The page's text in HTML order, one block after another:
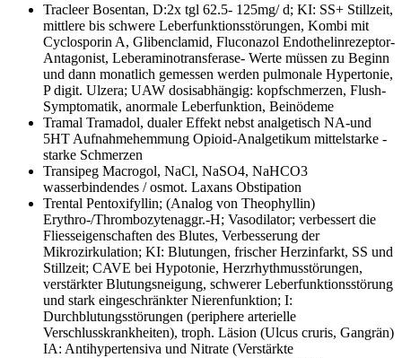
TracleerBosentan, D:2x tgl 62.5- 125mg/ d; KI: SS+ Stillzeit,
mittlere bis schwere Leberfunktionsstörungen, Kombi mit
Cyclosporin A, Glibenclamid, Fluconazol Endothelinrezeptor-
Antagonist, Leberaminotransferase- Werte müssen zu Beginn
und dann monatlich gemessen werden pulmonale Hypertonie,
P digit. Ulzera; UAW dosisabhängig: kopfschmerzen, Flush-
Symptomatik, anormale Leberfunktion, Beinödeme
Tramal Tramadol, dualer Effekt nebst analgetisch NA-und
5HT Aufnahmehemmung Opioid-Analgetikum mittelstarke -
starke Schmerzen
Transipeg Macrogol, NaCl, NaSO4, NaHCO3
wasserbindendes / osmot. Laxans Obstipation
Trental Pentoxifyllin; (Analog von Theophyllin)
Erythro-/Thrombozytenaggr.-H; Vasodilator; verbessert die
Fliesseigenschaften des Blutes, Verbesserung der
Mikrozirkulation; KI: Blutungen, frischer Herzinfarkt, SS und
Stillzeit; CAVE bei Hypotonie, Herzrhythmusstörungen,
verstärkter Blutungsneigung, schwerer Leberfunktionsstörung
und stark eingeschränkter Nierenfunktion; I:
Durchblutungsstörungen (periphere arterielle
Verschlusskrankheiten), troph. Läsion (Ulcus cruris, Gangrän)
IA: Antihypertensiva und Nitrate (Verstärkte